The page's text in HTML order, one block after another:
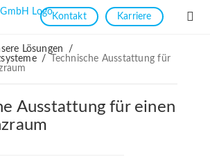
Kontakt Karriere
Lösungen
/
/
Technische Ausstattung für
Ausstattung für einen